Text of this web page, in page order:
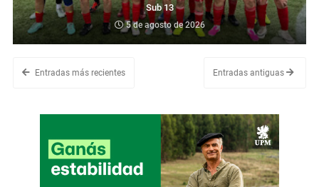
Sub 13
5 de agosto de 2026
Entradas más recientes Entradas antiguas